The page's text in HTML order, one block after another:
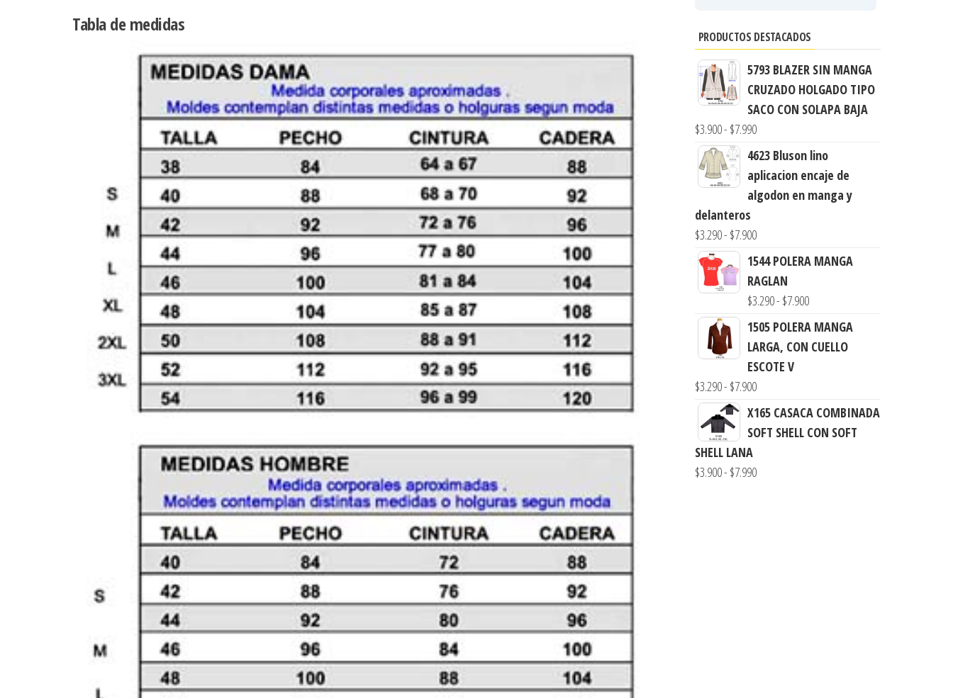
Tabla de medidas
PRODUCTOS DESTACADOS
5793 BLAZER SIN MANGA
CRUZADO HOLGADO TIPO
SACO CON SOLAPA BAJA
$3.900- $7.990Rango
de
precios:
desde
$3.900
hasta
4623 Bluson lino
aplicacion encaje de
algodon en manga y
delanteros
$3.290- $7.900Rango
de
precios:
desde
hasta
$7.900
1544 POLERA MANGA
RAGLAN
$3.290- $7.900Rango
de
precios:
$7.900
1505 POLERA MANGA
LARGA, CON CUELLO
ESCOTE V
$3.290- $7.900Rango
de
precios:
$3.290
X165 CASACA COMBINADA
SOFT SHELL CON SOFT
SHELL LANA
$3.900- $7.990Rango